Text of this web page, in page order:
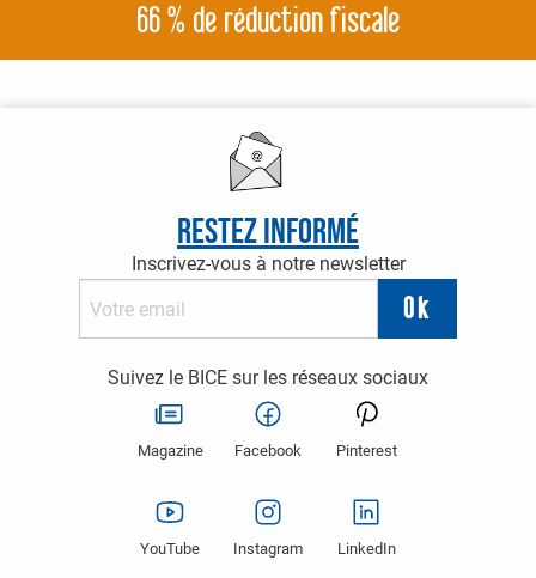
66 % de réduction fiscale
Restez informé
Inscrivez-vous à notre newsletter
Suivez le BICE sur les réseaux sociaux
Magazine Facebook Pinterest
YouTube Instagram LinkedIn